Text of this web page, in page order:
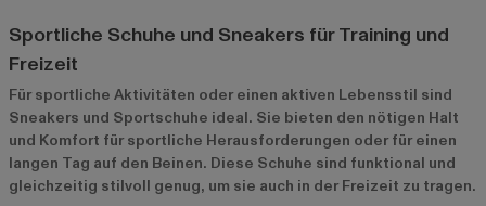
Sportliche Schuhe und Sneakers für Training und
Freizeit
Für sportliche Aktivitäten oder einen aktiven Lebensstil sind
Sneakers und Sportschuhe ideal. Sie bieten den nötigen Halt
und Komfort für sportliche Herausforderungen oder für einen
langen Tag auf den Beinen. Diese Schuhe sind funktional und
gleichzeitig stilvoll genug, um sie auch in der Freizeit zu tragen.